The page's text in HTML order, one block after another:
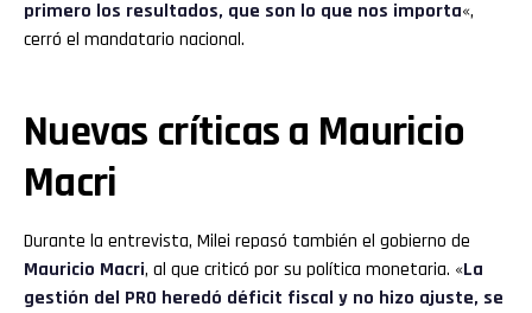
primero los resultados, que son lo que nos importa«,
cerró el mandatario nacional.
Nuevas críticas a Mauricio
Macri
Durante la entrevista, Milei repasó también el gobierno de
Mauricio Macri, al que criticó por su política monetaria. «La
gestión del PRO heredó déficit fiscal y no hizo ajuste, se